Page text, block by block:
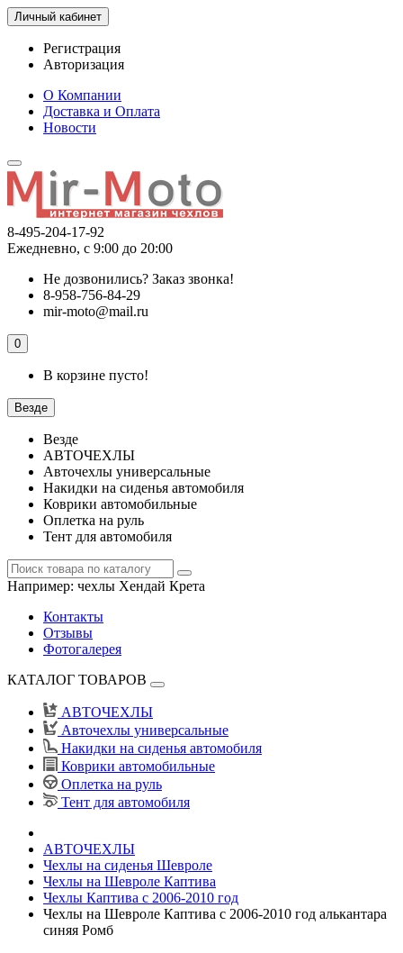
Личный кабинет
Регистрация
Авторизация
О Компании
Доставка и Оплата
Новости
8-495-204-17-92
Ежедневно, с 9:00 до 20:00
Не дозвонились? Заказ звонка!
8-958-756-84-29
mir-moto@mail.ru
0
В корзине пусто!
Везде
Везде
АВТОЧЕХЛЫ
Авточехлы универсальные
Накидки на сиденья автомобиля
Коврики автомобильные
Оплетка на руль
Тент для автомобиля
Например: чехлы Хендай Крета
Контакты
Отзывы
Фотогалерея
КАТАЛОГ ТОВАРОВ
АВТОЧЕХЛЫ
Авточехлы универсальные
Накидки на сиденья автомобиля
Коврики автомобильные
Оплетка на руль
Тент для автомобиля
АВТОЧЕХЛЫ
Чехлы на сиденья Шевроле
Чехлы на Шевроле Каптива
Чехлы Каптива с 2006-2010 год
Чехлы на Шевроле Каптива с 2006-2010 год алькантара
синяя Ромб